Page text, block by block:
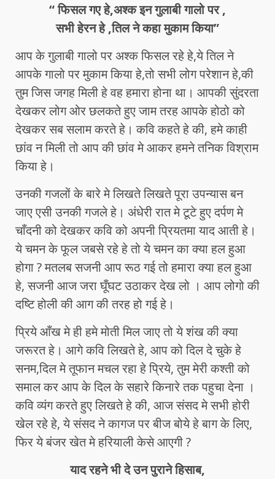
“ फिसल गए हे,अश्क इन गुलाबी गालो पर ,
सभी हेरन हे ,तिल ने कहा मुकाम किया”
आप के गुलाबी गालो पर अश्क फिसल रहे हे,ये तिल ने
आपके गालो पर मुकाम किया हे,तो सभी लोग परेशान हे,की
तुम जिस जगह मिली हे वह हमारा होना था। आपकी सुंदरता
देखकर लोग ओर छलकते हुए जाम तरह आपके होठो को
देखकर सब सलाम करते हे। कवि कहते हे की, हमे काही
छांव न मिली तो आप की छांव मे आकर हमने तनिक विश्राम
किया हे।
उनकी गजलों के बारे मे लिखते लिखते पूरा उपन्यास बन
जाए एसी उनकी गजले हे। अंधेरी रात मे टूटे हुए दर्पण मे
चाँदनी को देखकर कवि को अपनी प्रियतमा याद आती हे।
ये चमन के फूल जबसे रहे हे तो ये चमन का क्या हल हुआ
होगा ? मतलब सजनी आप रूठ गई तो हमारा क्या हल हुआ
हे, सजनी आज जरा घूँघट उठाकर देख लो । आप लोगो की
दष्टि होली की आग की तरह हो गई हे।
प्रिये आँख मे ही हमे मोती मिल जाए तो ये शंख की क्या
जरूरत हे। आगे कवि लिखते हे, आप को दिल दे चुके हे
सनम,दिल मे तूफान मचल रहा हे प्रिये, तुम मेरी कश्ती को
समाल कर आप के दिल के सहारे किनारे तक पहुचा देना ।
कवि व्यंग करते हुए लिखते हे की, आज संसद मे सभी होरी
खेल रहे हे, ये संसद ने कागज पर बीज बोये हे बाग के लिए,
फिर ये बंजर खेत मे हरियाली केसे आएगी ?
याद रहने भी दे उन पुराने हिसाब,